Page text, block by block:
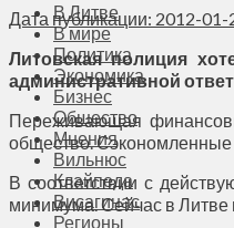
В Литве
В мире
Политика
Экономика
Бизнес
Общество
Мнения
Вильнюс
Клайпеда
Висагинас
Регионы
Дата публикации: 2012-01-
Литовская полиция
административной
Переживающая
общество. Сэкономленные
В соответствии с
минимума. Сейчас в Литве